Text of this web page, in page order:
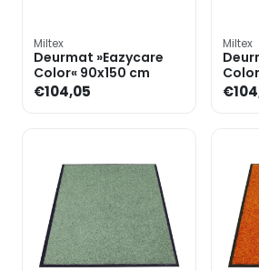
Miltex
Deurmat »Eazycare
Color« 90x150 cm
€104,05
Miltex